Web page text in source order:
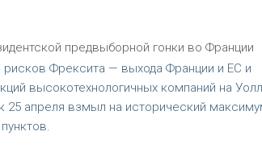
предвыборной гонки во Франции
Фрексита — выхода Франции и ЕС и
высокотехнологичных компаний на
25 апреля взмыл на исторический